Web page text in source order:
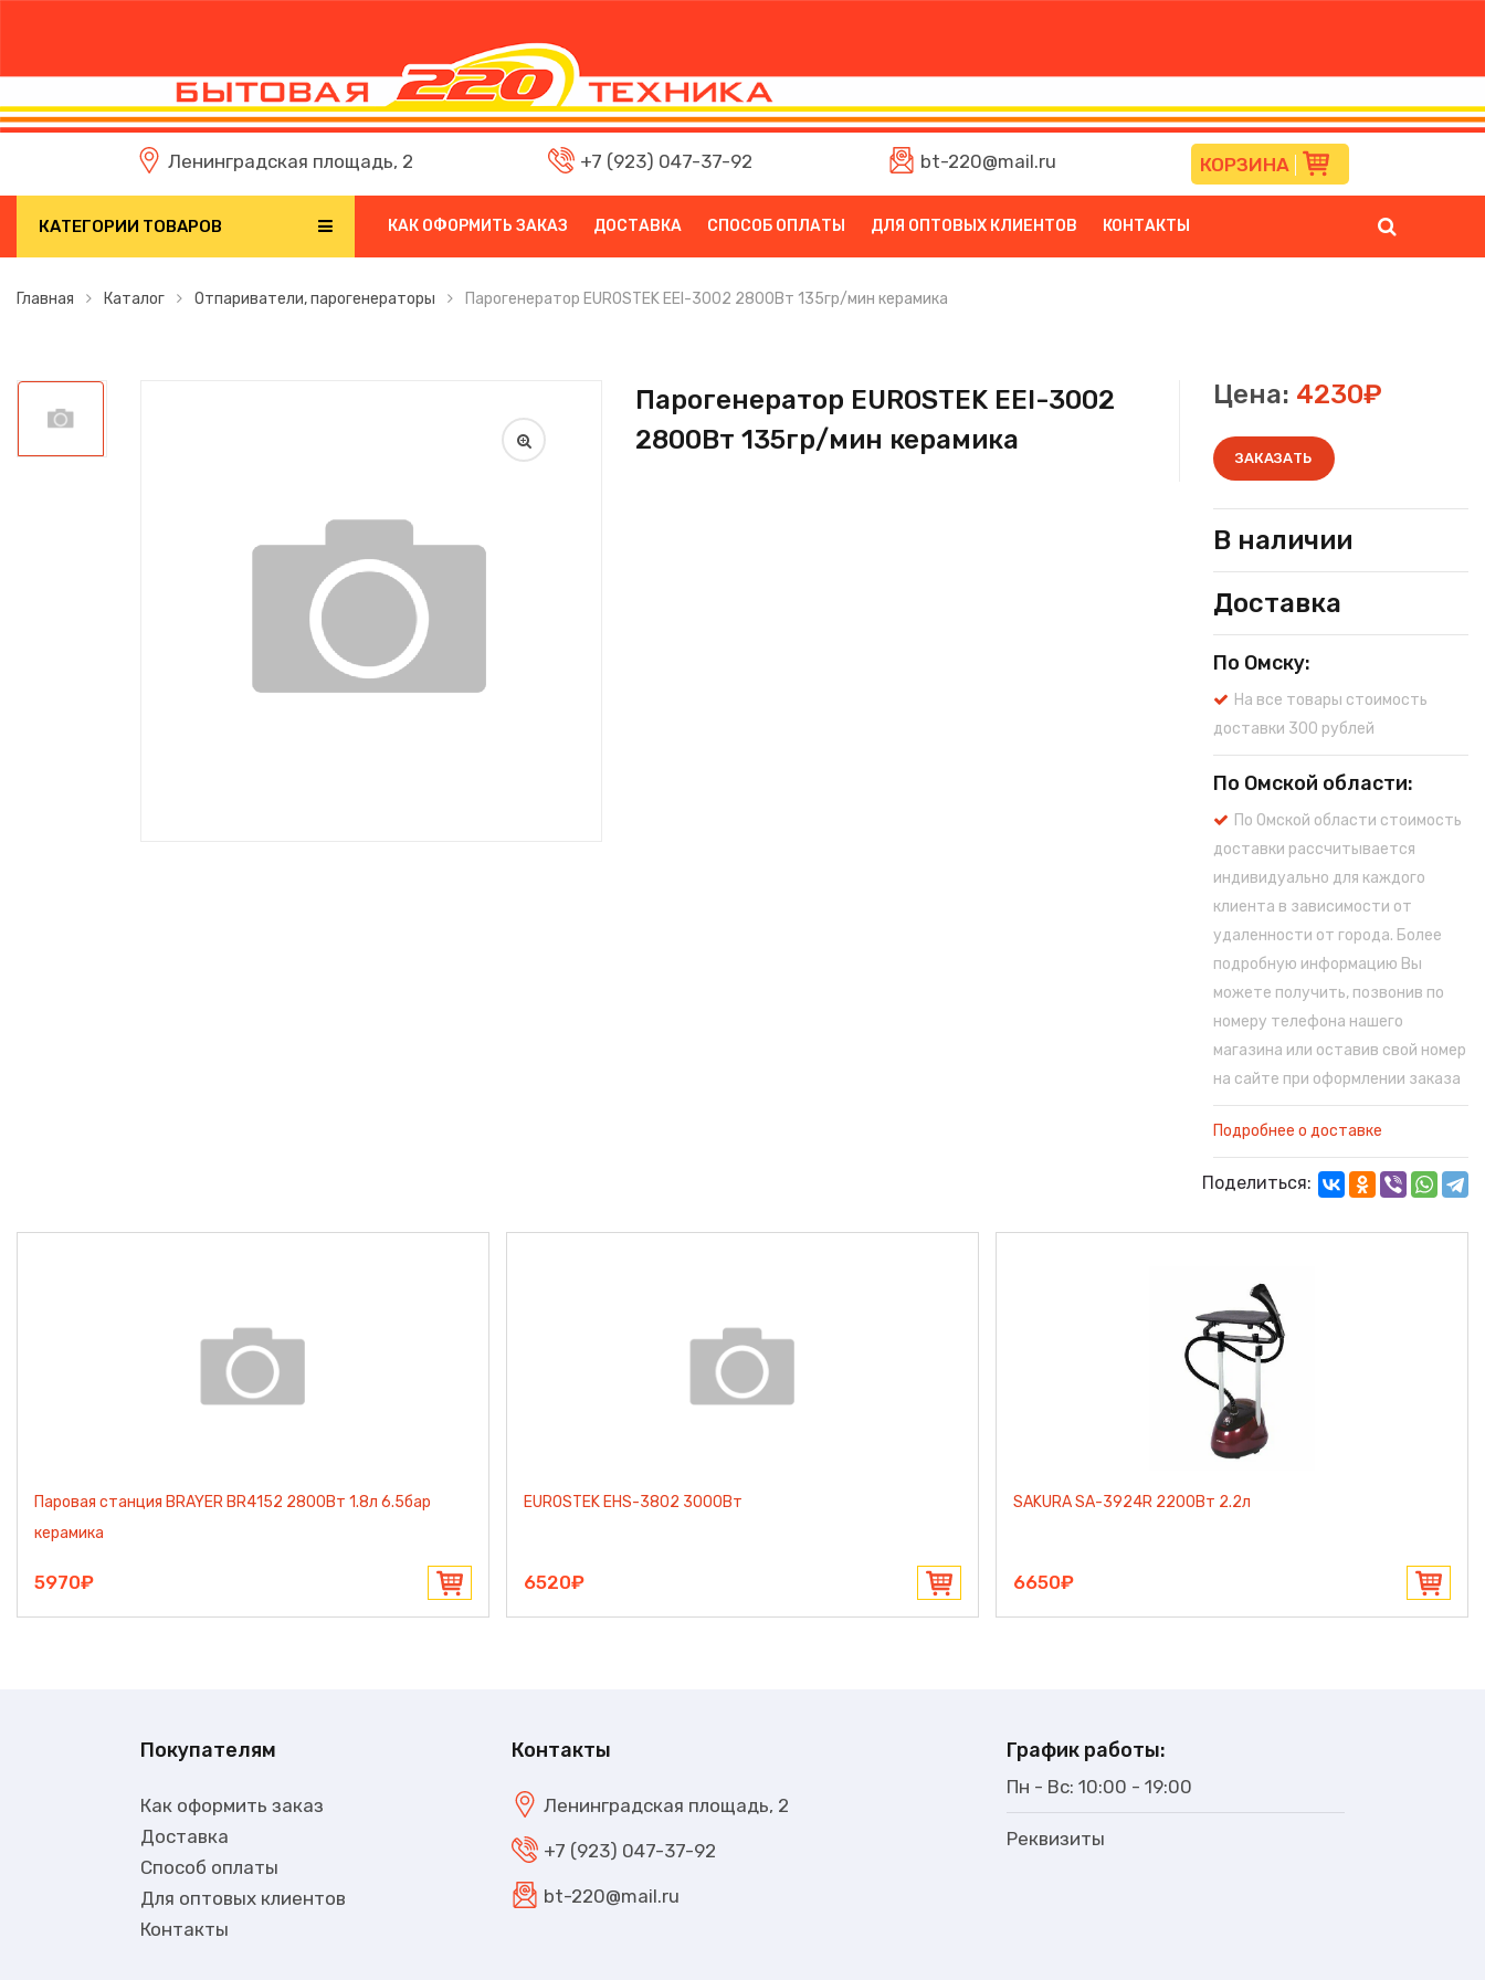
Ленинградская площадь, 2 +7 (923) 047-37-92 bt-220@mail.ru КОРЗИНА
КАТЕГОРИИ ТОВАРОВ КАК ОФОРМИТЬ ЗАКАЗ ДОСТАВКА СПОСОБ ОПЛАТЫ ДЛЯ ОПТОВЫХ КЛИЕНТОВ КОНТАКТЫ
Главная Каталог Отпариватели, парогенераторы Парогенератор EUROSTEK EEI-3002 2800Вт 135гр/мин керамика
Парогенератор EUROSTEK EEI-3002
2800Вт 135гр/мин керамика
Цена: 4230₽
ЗАКАЗАТЬ
В наличии
Доставка
По Омску:
На все товары стоимость
доставки 300 рублей
По Омской области:
По Омской области стоимость
доставки рассчитывается
индивидуально для каждого
клиента в зависимости от
удаленности от города. Более
подробную информацию Вы
можете получить, позвонив по
номеру телефона нашего
магазина или оставив свой номер
на сайте при оформлении заказа
Подробнее о доставке
Поделиться:
Паровая станция BRAYER BR4152 2800Вт 1.8л 6.5бар
керамика
5970₽
EUROSTEK EHS-3802 3000Вт
6520₽
SAKURA SA-3924R 2200Вт 2.2л
6650₽
Покупателям
Как оформить заказ
Доставка
Способ оплаты
Для оптовых клиентов
Контакты
Контакты
Ленинградская площадь, 2
+7 (923) 047-37-92
bt-220@mail.ru
График работы:
Пн - Вс: 10:00 - 19:00
Реквизиты